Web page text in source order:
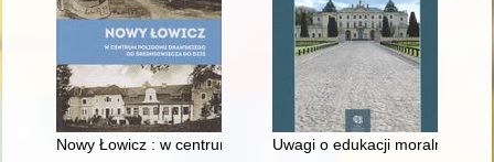
Nowy Łowicz : w centrum poligonu drawskiego od
Uwagi o edukacji moralnej